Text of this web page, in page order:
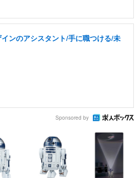
ンのアシスタント/手に職つける/未
Sponsored by